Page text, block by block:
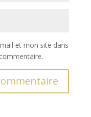
et mon site dans